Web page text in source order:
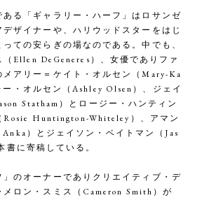
る「ギャラリー・ハーフ」はロサンゼ
ザイナーや、ハリウッドスターをはじ
ての安らぎの場なのである。中でも、
Ellen DeGeneres）、女優でありファ
メアリー＝ケイト・オルセン（Mary-Ka
・オルセン（Ashley Olsen）、ジェイ
Statham）とロージー・ハンティン
Rosie Huntington-Whiteley）、アマン
）とジェイソン・ベイトマン（Jas
書に寄稿している。
」のオーナーでありクリエイティブ・デ
メロン・スミス（Cameron Smith）が